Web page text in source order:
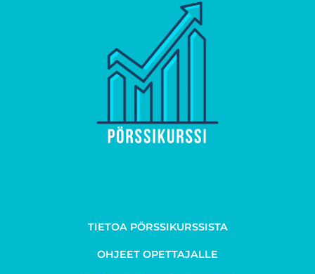
TIETOA PÖRSSIKURSSISTA
OHJEET OPETTAJALLE